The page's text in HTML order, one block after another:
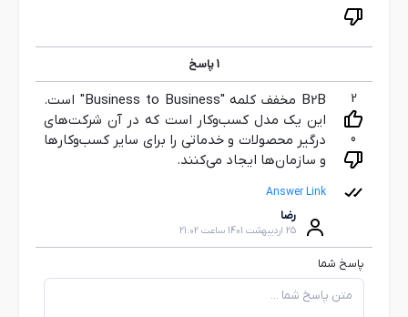
1پاسخ
2
0
B2B مخفف کلمه "Business to Business" است.
این یک مدل کسب‌وکار است که در آن شرکت‌های
درگیر محصولات و خدماتی را برای سایر کسب‌وکارها
و سازمان‌ها ایجاد می‌کنند.
Answer Link
رضا
25 اردیبهشت 1401 ساعت 21:02
پاسخ شما